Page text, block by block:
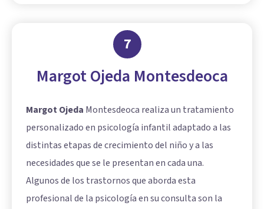
7
Margot Ojeda Montesdeoca
Margot Ojeda Montesdeoca realiza un tratamiento
personalizado en psicología infantil adaptado a las
distintas etapas de crecimiento del niño y a las
necesidades que se le presentan en cada una.
Algunos de los trastornos que aborda esta
profesional de la psicología en su consulta son la